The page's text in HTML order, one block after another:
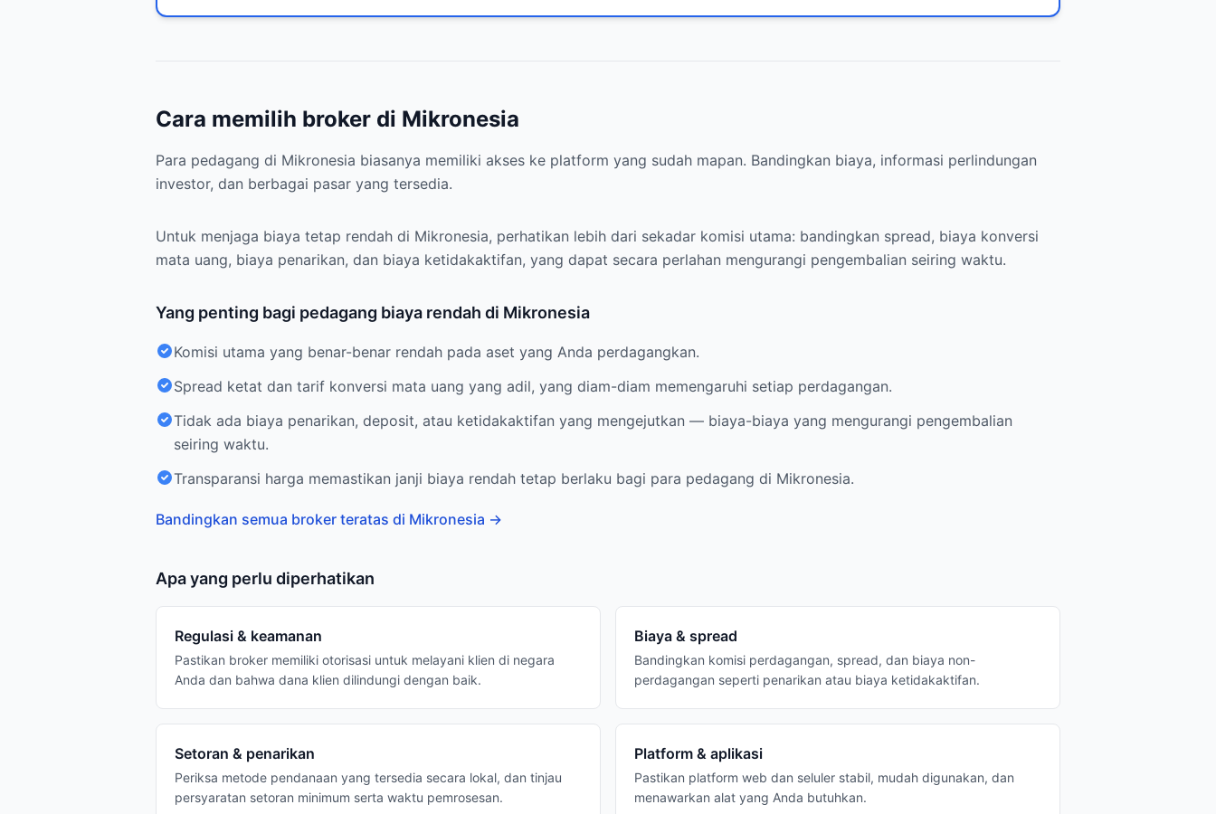
Cara memilih broker di Mikronesia
Para pedagang di Mikronesia biasanya memiliki akses ke platform yang sudah mapan. Bandingkan biaya, informasi perlindungan
investor, dan berbagai pasar yang tersedia.
Untuk menjaga biaya tetap rendah di Mikronesia, perhatikan lebih dari sekadar komisi utama: bandingkan spread, biaya konversi
mata uang, biaya penarikan, dan biaya ketidakaktifan, yang dapat secara perlahan mengurangi pengembalian seiring waktu.
Yang penting bagi pedagang biaya rendah di Mikronesia
Komisi utama yang benar-benar rendah pada aset yang Anda perdagangkan.
Spread ketat dan tarif konversi mata uang yang adil, yang diam-diam memengaruhi setiap perdagangan.
Tidak ada biaya penarikan, deposit, atau ketidakaktifan yang mengejutkan — biaya-biaya yang mengurangi pengembalian
seiring waktu.
Transparansi harga memastikan janji biaya rendah tetap berlaku bagi para pedagang di Mikronesia.
Bandingkan semua broker teratas di Mikronesia →
Apa yang perlu diperhatikan
Regulasi & keamanan
Pastikan broker memiliki otorisasi untuk melayani klien di negara
Anda dan bahwa dana klien dilindungi dengan baik.
Biaya & spread
Bandingkan komisi perdagangan, spread, dan biaya non-
perdagangan seperti penarikan atau biaya ketidakaktifan.
Setoran & penarikan
Periksa metode pendanaan yang tersedia secara lokal, dan tinjau
persyaratan setoran minimum serta waktu pemrosesan.
Platform & aplikasi
Pastikan platform web dan seluler stabil, mudah digunakan, dan
menawarkan alat yang Anda butuhkan.